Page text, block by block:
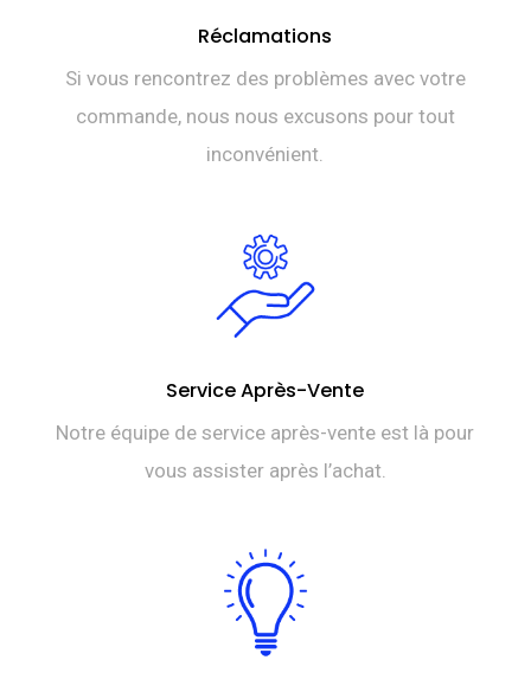
Réclamations
Si vous rencontrez des problèmes avec votre
commande, nous nous excusons pour tout
inconvénient.
Service Après-Vente
Notre équipe de service après-vente est là pour
vous assister après l’achat.